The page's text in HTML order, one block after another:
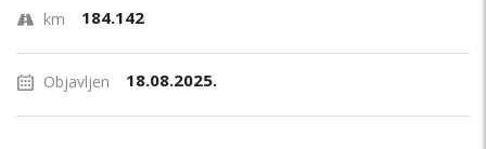
km 184.142
Objavljen 18.08.2025.